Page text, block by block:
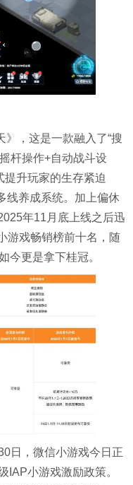
，这是一款融入了“搜
杆操作+自动战斗设
升玩家的生存紧迫
线养成系统。加上偏休
年11月底上线之后迅
游戏畅销榜前十名，随
今更是拿下桂冠。
日，微信小游戏今日正
IAP小游戏激励政策。